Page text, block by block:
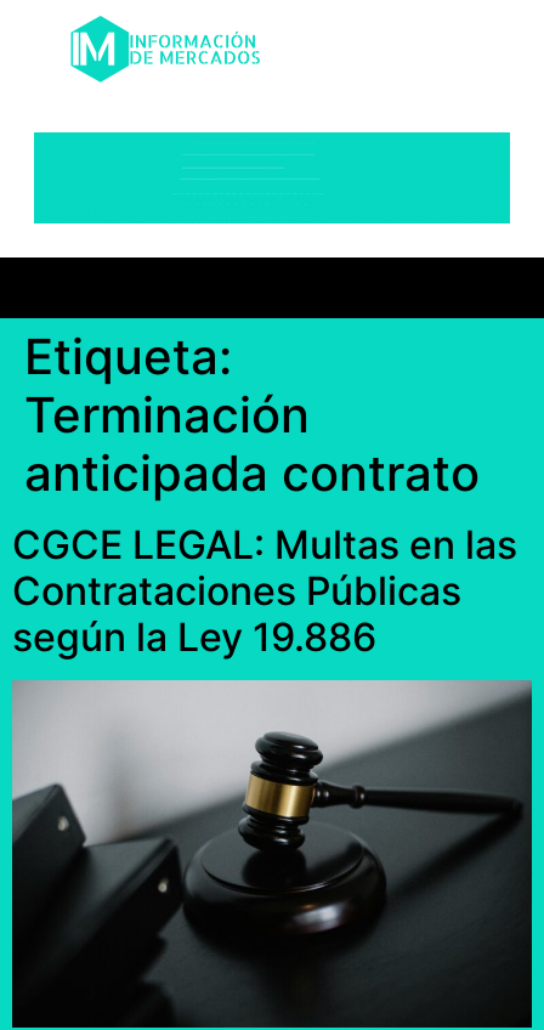
Etiqueta:
Terminación
anticipada contrato
CGCE LEGAL: Multas en las
Contrataciones Públicas
según la Ley 19.886